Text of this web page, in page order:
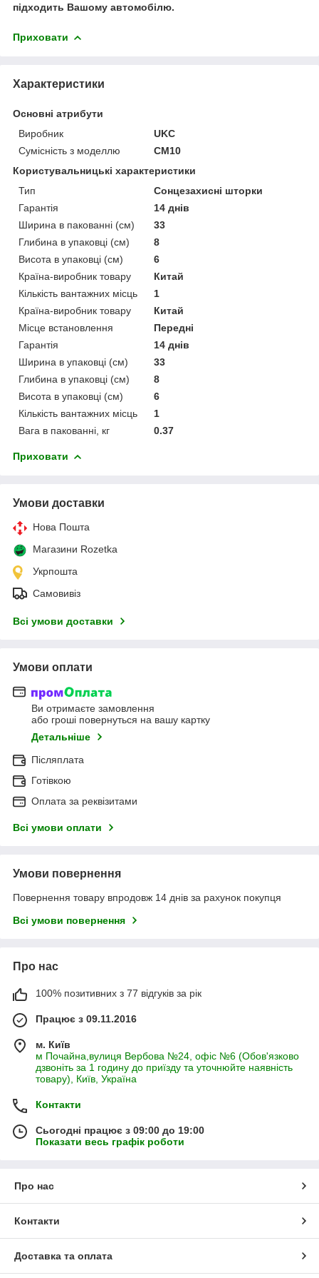
підходить Вашому автомобілю.
Приховати
Характеристики
Основні атрибути
Виробник
UKC
Сумісність з моделлю
CM10
Користувальницькі характеристики
Тип
Сонцезахисні шторки
Гарантія
14 днів
Ширина в пакованні (см)
33
Глибина в упаковці (см)
8
Висота в упаковці (см)
6
Країна-виробник товару
Китай
Кількість вантажних місць
1
Країна-виробник товару
Китай
Місце встановлення
Передні
Гарантія
14 днів
Ширина в упаковці (см)
33
Глибина в упаковці (см)
8
Висота в упаковці (см)
6
Кількість вантажних місць
1
Вага в пакованні, кг
0.37
Приховати
Умови доставки
Нова Пошта
Магазини Rozetka
Укрпошта
Самовивіз
Всі умови доставки
Умови оплати
Ви отримаєте замовлення
або гроші повернуться на вашу картку
Детальніше
Післяплата
Готівкою
Оплата за реквізитами
Всі умови оплати
Умови повернення
Повернення товару впродовж 14 днів за рахунок покупця
Всі умови повернення
Про нас
100% позитивних з 77 відгуків за рік
Працює з 09.11.2016
м. Київ
м Почайна,вулиця Вербова №24, офіс №6 (Обов'язково
дзвоніть за 1 годину до приїзду та уточнюйте наявність
товару), Київ, Україна
Контакти
Сьогодні працює з 09:00 до 19:00
Показати весь графік роботи
Про нас
Контакти
Доставка та оплата